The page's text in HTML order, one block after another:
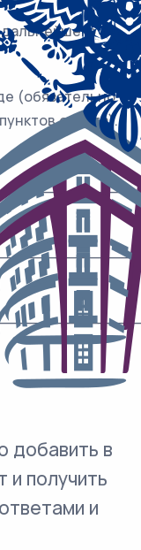
(обязательно
ответа).
добавить в
и получить
и